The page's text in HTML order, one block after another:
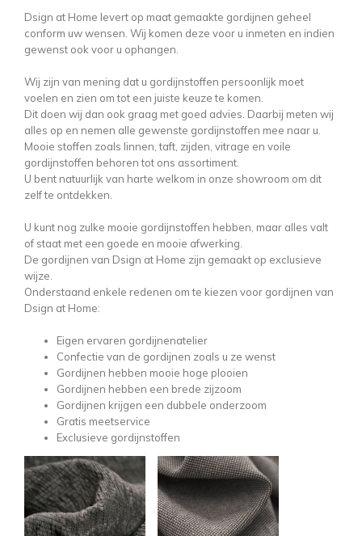
Dsign at Home levert op maat gemaakte gordijnen geheel
conform uw wensen. Wij komen deze voor u inmeten en indien
gewenst ook voor u ophangen.
Wij zijn van mening dat u gordijnstoffen persoonlijk moet
voelen en zien om tot een juiste keuze te komen.
Dit doen wij dan ook graag met goed advies. Daarbij meten wij
alles op en nemen alle gewenste gordijnstoffen mee naar u.
Mooie stoffen zoals linnen, taft, zijden, vitrage en voile
gordijnstoffen behoren tot ons assortiment.
U bent natuurlijk van harte welkom in onze showroom om dit
zelf te ontdekken.
U kunt nog zulke mooie gordijnstoffen hebben, maar alles valt
of staat met een goede en mooie afwerking.
De gordijnen van Dsign at Home zijn gemaakt op exclusieve
wijze.
Onderstaand enkele redenen om te kiezen voor gordijnen van
Dsign at Home:
Eigen ervaren gordijnenatelier
Confectie van de gordijnen zoals u ze wenst
Gordijnen hebben mooie hoge plooien
Gordijnen hebben een brede zijzoom
Gordijnen krijgen een dubbele onderzoom
Gratis meetservice
Exclusieve gordijnstoffen